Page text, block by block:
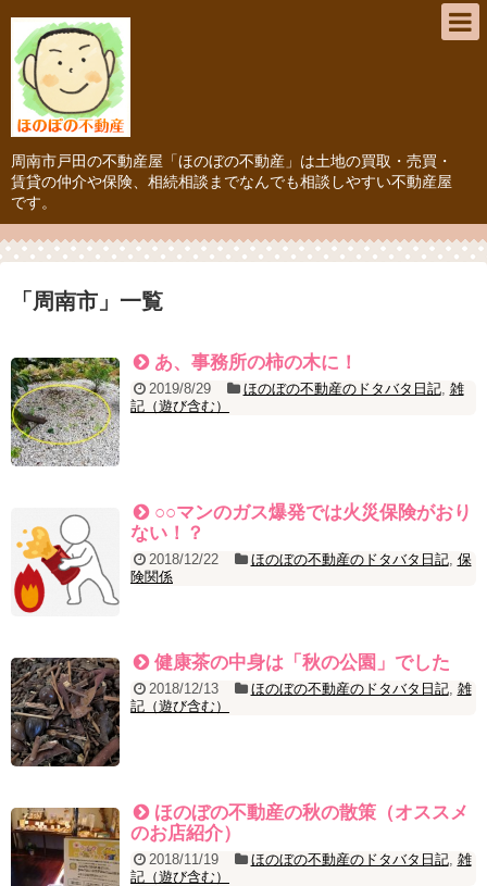
周南市戸田の不動産屋「ほのぼの不動産」は土地の買取・売買・
賃貸の仲介や保険、相続相談までなんでも相談しやすい不動産屋
です。
「 周南市 」 一覧
あ、事務所の柿の木に！
2019/8/29 ほのぼの不動産のドタバタ日記, 雑
記（遊び含む）
○○マンのガス爆発では火災保険がおり
ない！？
2018/12/22 ほのぼの不動産のドタバタ日記, 保
険関係
健康茶の中身は「秋の公園」でした
2018/12/13 ほのぼの不動産のドタバタ日記, 雑
記（遊び含む）
ほのぼの不動産の秋の散策（オススメ
のお店紹介）
2018/11/19 ほのぼの不動産のドタバタ日記, 雑
記（遊び含む）